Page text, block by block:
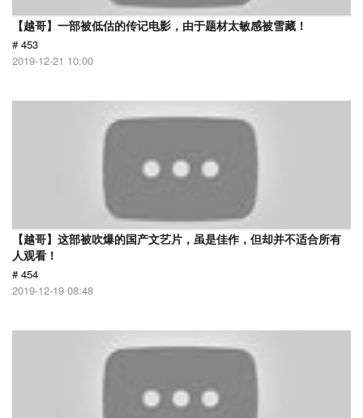
【越哥】一部被低估的传记电影，由于题材太敏感被雪藏！
# 453
2019-12-21 10:00
【越哥】这部被吹爆的国产文艺片，虽是佳作，但却并不适合所有
人观看！
# 454
2019-12-19 08:48